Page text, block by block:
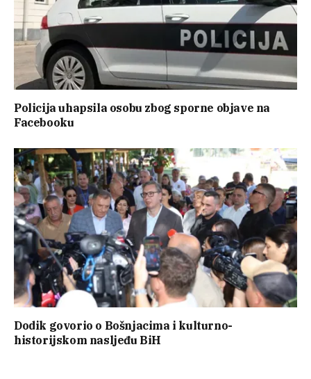
Policija uhapsila osobu zbog sporne objave na
Facebooku
Dodik govorio o Bošnjacima i kulturno-
historijskom nasljeđu BiH